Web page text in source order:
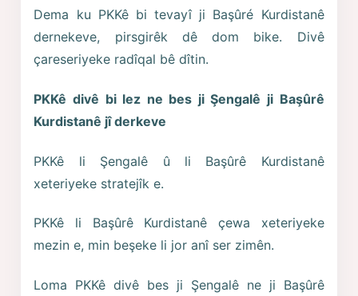
Dema ku PKKê bi tevayî ji Başûré Kurdistanê
dernekeve, pirsgirêk dê dom bike. Divê
çareseriyeke radîqal bê dîtin.
PKKê divê bi lez ne bes ji Şengalê ji Başûrê
Kurdistanê jî derkeve
PKKê li Şengalê û li Başûrê Kurdistanê
xeteriyeke stratejîk e.
PKKê li Başûrê Kurdistanê çewa xeteriyeke
mezin e, min beşeke li jor anî ser zimên.
Loma PKKê divê bes ji Şengalê ne ji Başûrê